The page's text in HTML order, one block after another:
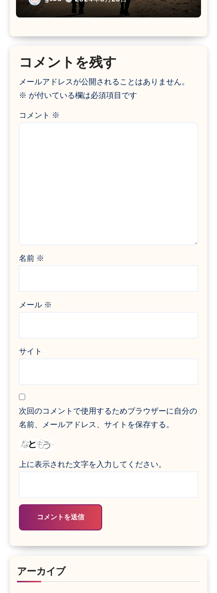
コメントを残す
メールアドレスが公開されることはありません。
※ が付いている欄は必須項目です
コメント ※
名前 ※
メール ※
サイト
次回のコメントで使用するためブラウザーに自分の
名前、メールアドレス、サイトを保存する。
上に表示された文字を入力してください。
アーカイブ